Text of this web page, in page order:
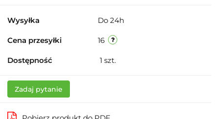
Wysyłka Do 24h
Cena przesyłki 16
Dostępność 1 szt.
Zadaj pytanie